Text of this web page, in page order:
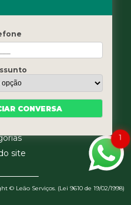
somos
do site
© Leão Serviços. (Lei 9610 de 19/02/1998)
1
CONVERSA